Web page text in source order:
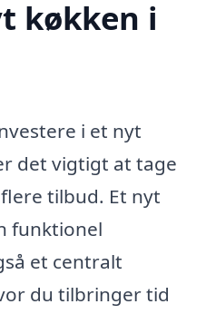
køkken i
i et nyt
det vigtigt at tage
tilbud. Et nyt
funktionel
et centralt
du tilbringer tid